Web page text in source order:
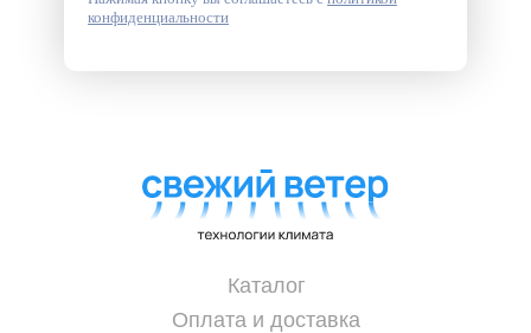
конфиденциальности
Каталог
Оплата и доставка